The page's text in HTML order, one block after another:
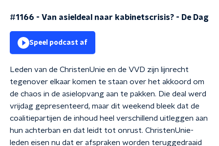
#1166 - Van asieldeal naar kabinetscrisis? - De Dag
Speel podcast af
Leden van de ChristenUnie en de VVD zijn lijnrecht
tegenover elkaar komen te staan over het akkoord om
de chaos in de asielopvang aan te pakken. Die deal werd
vrijdag gepresenteerd, maar dit weekend bleek dat de
coalitiepartijen de inhoud heel verschillend uitleggen aan
hun achterban en dat leidt tot onrust. ChristenUnie-
leden eisen nu dat er afspraken worden teruggedraaid